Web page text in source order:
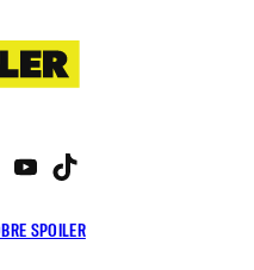
SPOILER
X YouTube